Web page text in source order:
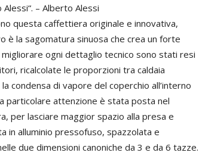
– Alberto Alessi
questa caffettiera originale e innovativa,
è la sagomatura sinuosa che crea un forte
ogni dettaglio tecnico sono stati resi
ricalcolate le proporzioni tra caldaia
condensa di vapore del coperchio all’interno
particolare attenzione è stata posta nel
per lasciare maggior spazio alla presa e
in alluminio pressofuso, spazzolata e
due dimensioni canoniche da 3 e da 6 tazze.